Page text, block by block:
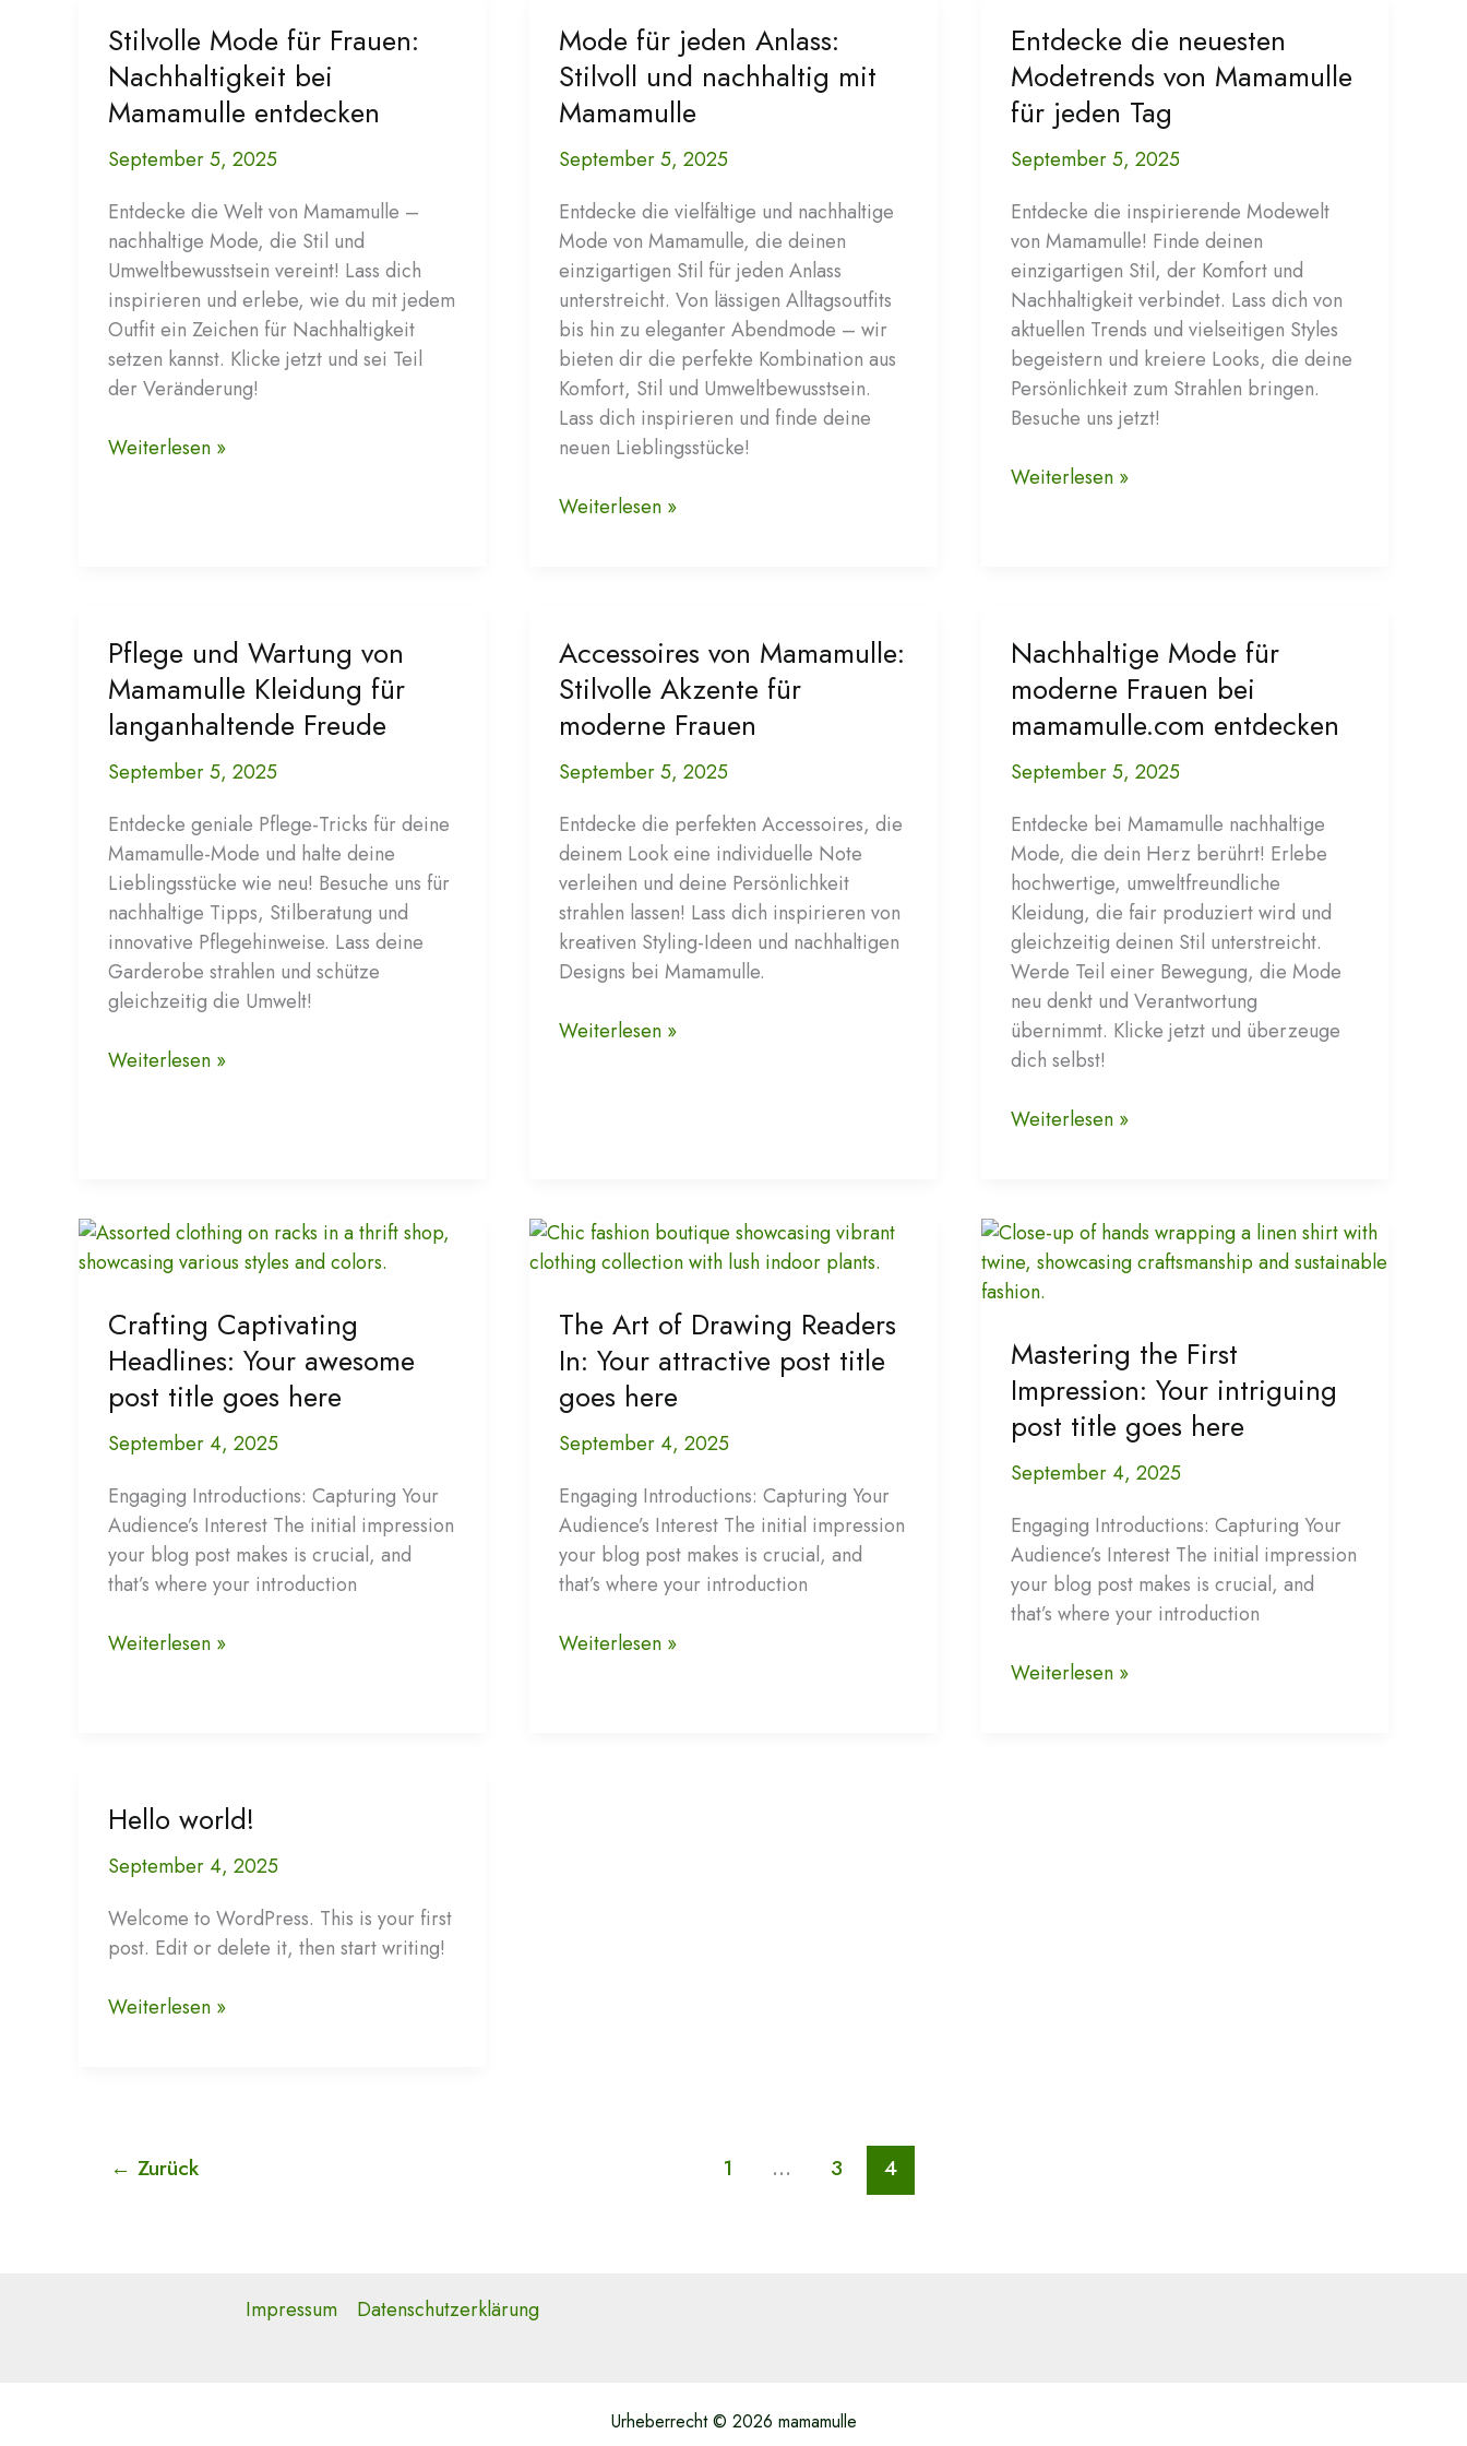
Stilvolle Mode für Frauen:
Nachhaltigkeit bei
Mamamulle entdecken
September 5, 2025
Entdecke die Welt von Mamamulle –
nachhaltige Mode, die Stil und
Umweltbewusstsein vereint! Lass dich
inspirieren und erlebe, wie du mit jedem
Outfit ein Zeichen für Nachhaltigkeit
setzen kannst. Klicke jetzt und sei Teil
der Veränderung!
Stilvolle
entdecken
Weiterlesen »
Mode für jeden Anlass:
Stilvoll und nachhaltig mit
Mamamulle
September 5, 2025
Entdecke die vielfältige und nachhaltige
Mode von Mamamulle, die deinen
einzigartigen Stil für jeden Anlass
unterstreicht. Von lässigen Alltagsoutfits
bis hin zu eleganter Abendmode – wir
bieten dir die perfekte Kombination aus
Komfort, Stil und Umweltbewusstsein.
Lass dich inspirieren und finde deine
neuen Lieblingsstücke!
Mode
und
nachhaltig
Mamamulle
Weiterlesen »
Entdecke die neuesten
Modetrends von Mamamulle
für jeden Tag
September 5, 2025
Entdecke die inspirierende Modewelt
von Mamamulle! Finde deinen
einzigartigen Stil, der Komfort und
Nachhaltigkeit verbindet. Lass dich von
aktuellen Trends und vielseitigen Styles
begeistern und kreiere Looks, die deine
Persönlichkeit zum Strahlen bringen.
Besuche uns jetzt!
Entdecke
für
jeden
Weiterlesen »
Pflege und Wartung von
Mamamulle Kleidung für
langanhaltende Freude
September 5, 2025
Entdecke geniale Pflege-Tricks für deine
Mamamulle-Mode und halte deine
Lieblingsstücke wie neu! Besuche uns für
nachhaltige Tipps, Stilberatung und
innovative Pflegehinweise. Lass deine
Garderobe strahlen und schütze
gleichzeitig die Umwelt!
Pflege
für
langanhaltende
Weiterlesen »
Accessoires von Mamamulle:
Stilvolle Akzente für
moderne Frauen
September 5, 2025
Entdecke die perfekten Accessoires, die
deinem Look eine individuelle Note
verleihen und deine Persönlichkeit
strahlen lassen! Lass dich inspirieren von
kreativen Styling-Ideen und nachhaltigen
Designs bei Mamamulle.
Accessoires
Frauen
Weiterlesen »
Nachhaltige Mode für
moderne Frauen bei
mamamulle.com entdecken
September 5, 2025
Entdecke bei Mamamulle nachhaltige
Mode, die dein Herz berührt! Erlebe
hochwertige, umweltfreundliche
Kleidung, die fair produziert wird und
gleichzeitig deinen Stil unterstreicht.
Werde Teil einer Bewegung, die Mode
neu denkt und Verantwortung
übernimmt. Klicke jetzt und überzeuge
dich selbst!
Nachhaltige
Frauen
bei
mamamulle.com
Weiterlesen »
Crafting Captivating
Headlines: Your awesome
post title goes here
September 4, 2025
Engaging Introductions: Capturing Your
Audience’s Interest The initial impression
your blog post makes is crucial, and
that’s where your introduction
Crafting
title
here
Weiterlesen »
The Art of Drawing Readers
In: Your attractive post title
goes here
September 4, 2025
Engaging Introductions: Capturing Your
Audience’s Interest The initial impression
your blog post makes is crucial, and
that’s where your introduction
The
Weiterlesen »
Mastering the First
Impression: Your intriguing
post title goes here
September 4, 2025
Engaging Introductions: Capturing Your
Audience’s Interest The initial impression
your blog post makes is crucial, and
that’s where your introduction
Mastering
Weiterlesen »
Hello world!
September 4, 2025
Welcome to WordPress. This is your first
post. Edit or delete it, then start writing!
Hello
Weiterlesen »
← Zurück 1 … 3 4
Impressum Datenschutzerklärung
Urheberrecht © 2026 mamamulle